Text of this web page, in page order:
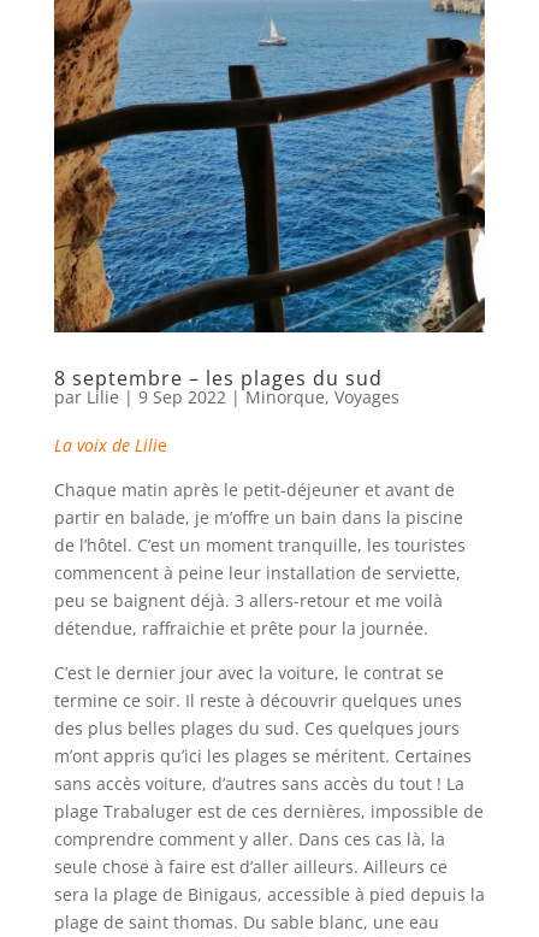
8 septembre – les plages du sud
par Lilie | 9 Sep 2022|Minorque, Voyages
La voix de Lilie
Chaque matin après le petit-déjeuner et avant de
partir en balade, je m’offre un bain dans la piscine
de l’hôtel. C’est un moment tranquille, les touristes
commencent à peine leur installation de serviette,
peu se baignent déjà. 3 allers-retour et me voilà
détendue, raffraichie et prête pour la journée.
C’est le dernier jour avec la voiture, le contrat se
termine ce soir. Il reste à découvrir quelques unes
des plus belles plages du sud. Ces quelques jours
m’ont appris qu’ici les plages se méritent. Certaines
sans accès voiture, d’autres sans accès du tout ! La
plage Trabaluger est de ces dernières, impossible de
comprendre comment y aller. Dans ces cas là, la
seule chose à faire est d’aller ailleurs. Ailleurs ce
sera la plage de Binigaus, accessible à pied depuis la
plage de saint thomas. Du sable blanc, une eau